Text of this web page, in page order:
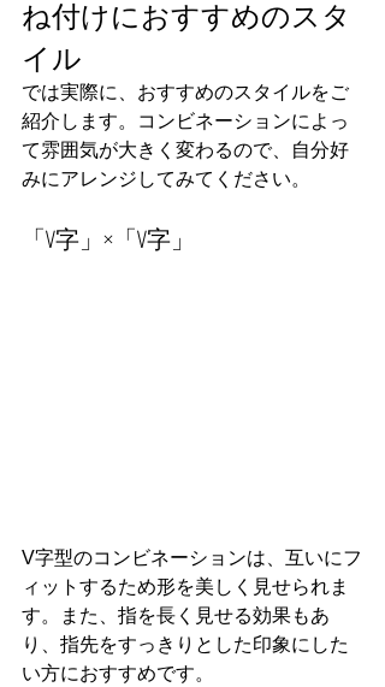
ね付けにおすすめのスタ
イル
では実際に、おすすめのスタイルをご
紹介します。コンビネーションによっ
て雰囲気が大きく変わるので、自分好
みにアレンジしてみてください。
「V字」×「V字」
V字型のコンビネーションは、互いにフ
ィットするため形を美しく見せられま
す。また、指を長く見せる効果もあ
り、指先をすっきりとした印象にした
い方におすすめです。